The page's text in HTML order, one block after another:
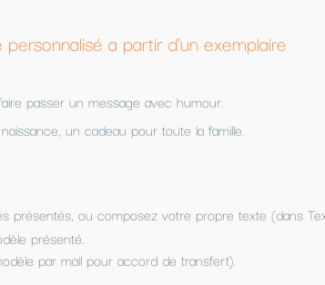
texte (dans Texte à imprimer) et